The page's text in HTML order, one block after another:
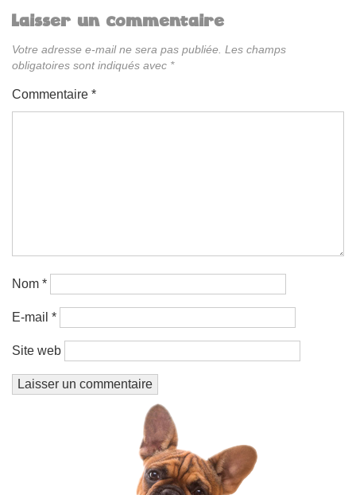
Laisser un commentaire
Votre adresse e-mail ne sera pas publiée. Les champs
obligatoires sont indiqués avec *
Commentaire *
Nom *
E-mail *
Site web